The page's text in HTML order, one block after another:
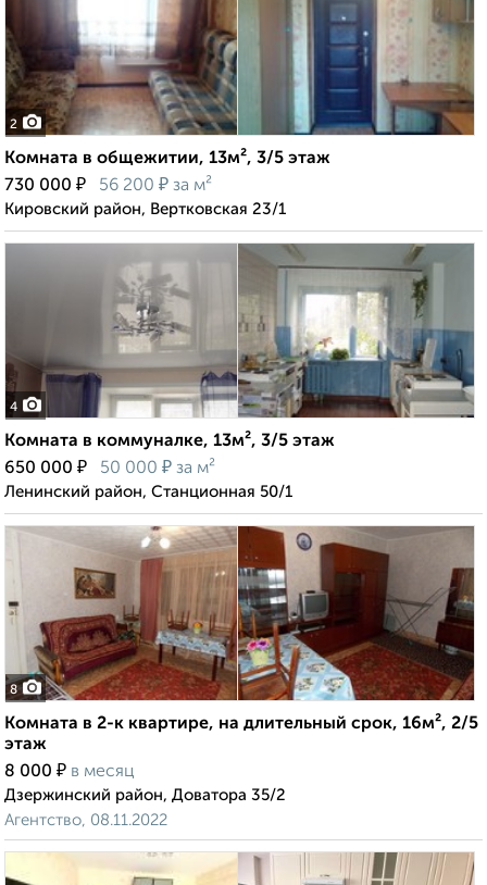
2
Комната в общежитии, 13м², 3/5 этаж
730 000 ₽ 56 200 ₽ за м²
Кировский район, Вертковская 23/1
4
Комната в коммуналке, 13м², 3/5 этаж
650 000 ₽ 50 000 ₽ за м²
Ленинский район, Станционная 50/1
8
Комната в 2-к квартире, на длительный срок, 16м², 2/5
этаж
8 000 ₽ в месяц
Дзержинский район, Доватора 35/2
Агентство, 08.11.2022